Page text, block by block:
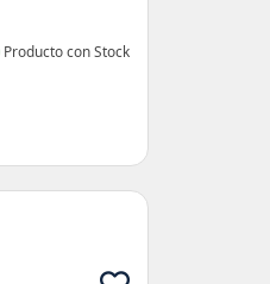
Producto con Stock